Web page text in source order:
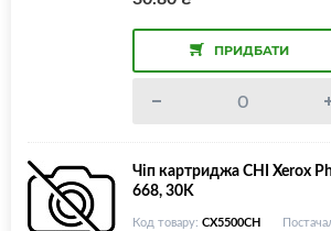
ПРИДБАТИ
Чіп картриджа CHI Xerox
668, 30K
Код товару: CX5500CH